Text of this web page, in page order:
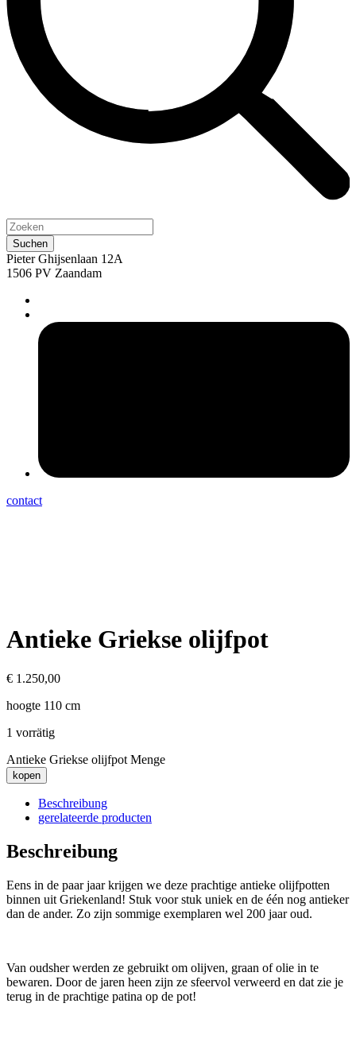
Pieter Ghijsenlaan 12A
1506 PV Zaandam
contact
Antieke Griekse olijfpot
€ 1.250,00
hoogte 110 cm
1 vorrätig
Antieke Griekse olijfpot Menge
kopen
Beschreibung
gerelateerde producten
Beschreibung
Eens in de paar jaar krijgen we deze prachtige antieke olijfpotten
binnen uit Griekenland! Stuk voor stuk uniek en de één nog antieker
dan de ander. Zo zijn sommige exemplaren wel 200 jaar oud.
Van oudsher werden ze gebruikt om olijven, graan of olie in te
bewaren. Door de jaren heen zijn ze sfeervol verweerd en dat zie je
terug in de prachtige patina op de pot!